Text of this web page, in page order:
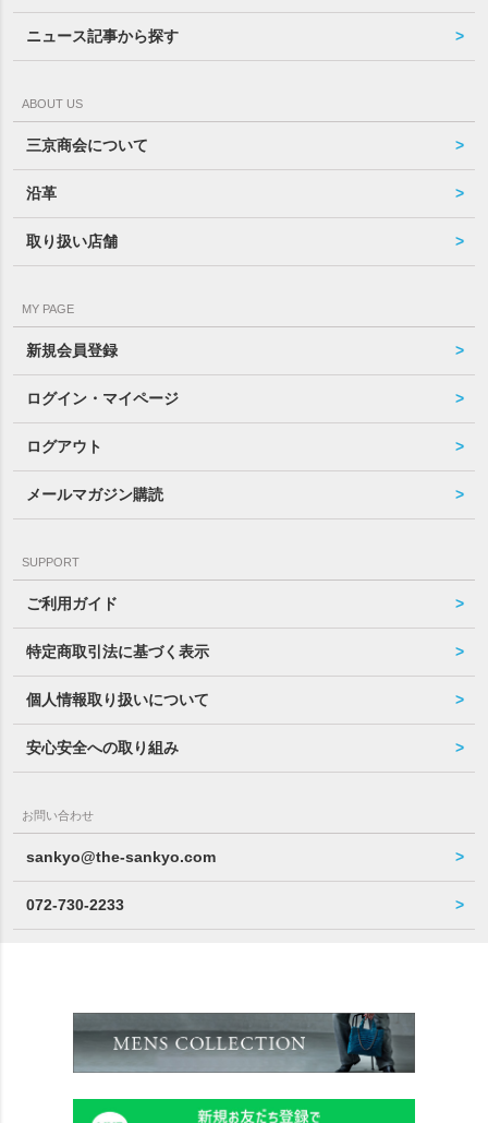
ニュース記事から探す
ABOUT US
三京商会について
沿革
取り扱い店舗
MY PAGE
新規会員登録
ログイン・マイページ
ログアウト
メールマガジン購読
SUPPORT
ご利用ガイド
特定商取引法に基づく表示
個人情報取り扱いについて
安心安全への取り組み
お問い合わせ
sankyo@the-sankyo.com
072-730-2233